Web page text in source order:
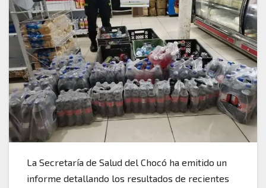
La Secretaría de Salud del Chocó ha emitido un
informe detallando los resultados de recientes